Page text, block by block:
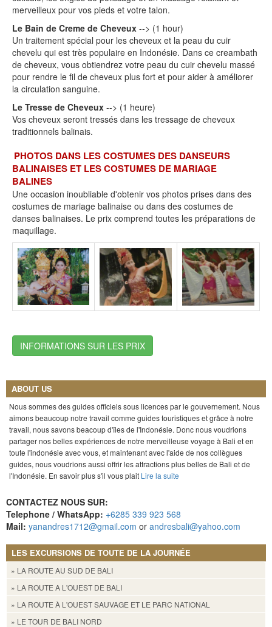
merveilleux pour vos pieds et votre talon.
Le Bain de Creme de Cheveux --> (1 hour)
Un traitement spécial pour les cheveux et la peau du cuir
chevelu qui est très populaire en Indonésie. Dans ce creambath
de cheveux, vous obtiendrez votre peau du cuir chevelu massé
pour rendre le fil de cheveux plus fort et pour aider à améliorer
la circulation sanguine.
Le Tresse de Cheveux --> (1 heure)
Vos cheveux seront tressés dans les tressage de cheveux
traditionnels balinais.
PHOTOS DANS LES COSTUMES DES DANSEURS
BALINAISES ET LES COSTUMES DE MARIAGE
BALINES
Une occasion inoubliable d'obtenir vos photos prises dans des
costumes de mariage balinaise ou dans des costumes de
danses balinaises. Le prix comprend toutes les préparations de
maquillage.
INFORMATIONS SUR LES PRIX
ABOUT US
Nous sommes des guides officiels sous licences par le gouvernement. Nous
aimons beaucoup notre travail comme guides touristiques et grâce à notre
travail, nous savons beacoup d'îles de l'Indonésie. Donc nous voudrions
partager nos belles expériences de notre merveilleuse voyage à Bali et en
toute l'indonésie avec vous, et maintenant avec l'aide de nos collègues
guides, nous voudrions aussi offrir les attractions plus belles de Bali et de
l'Indonésie. En savoir plus s'il vous plait Lire la suite
CONTACTEZ NOUS SUR:
Telephone / WhatsApp: +6285 339 923 568
Mail: yanandres1712@gmail.com or andresbali@yahoo.com
LES EXCURSIONS DE TOUTE DE LA JOURNÉE
» LA ROUTE AU SUD DE BALI
» LA ROUTE A L'OUEST DE BALI
» LA ROUTE À L'OUEST SAUVAGE ET LE PARC NATIONAL
» LE TOUR DE BALI NORD